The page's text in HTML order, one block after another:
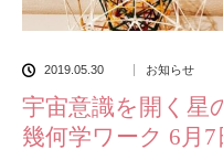
2019.05.30 お知らせ
宇宙意識を開く星
幾何学ワーク 6月